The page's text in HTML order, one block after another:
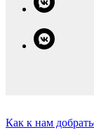
Как к нам